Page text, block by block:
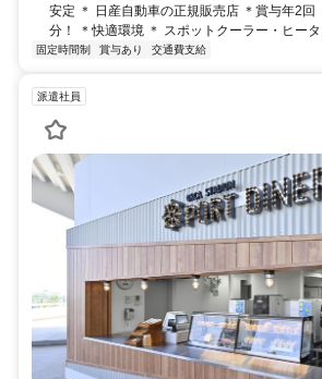
安定 ＊ 日産自動車の正規販売店 ＊賞与年2回
分！ ＊快適環境 ＊ スポットクーラー・ヒー
固定時間制 賞与あり 交通費支給
派遣社員